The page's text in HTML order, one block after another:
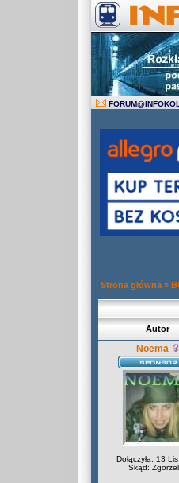
FORUM@
Strona główna »
Autor
Noema
Dołączyła: 13
Skąd: